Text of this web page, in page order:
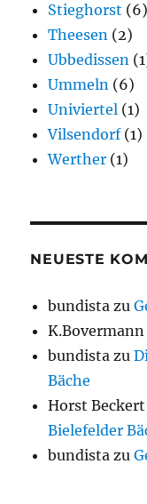
Stieghorst (6)
Theesen (2)
Ubbedissen
Ummeln (6)
Univiertel (1)
Vilsendorf(1)
Werther (1)
NEUESTE
bundista zu
K.Bovermann
bundista zu
Bäche
Horst Beckert
Bielefelder
bundista zu